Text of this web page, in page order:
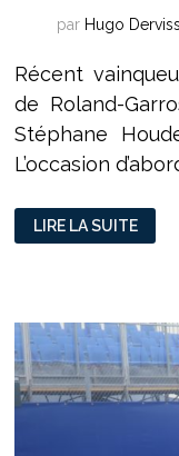
par Hugo
Récent
de Roland-
Stéphane
L’occasion
STÉPHANE
HOUDET
:
PUISSE
JOUER
TOUS
ENSEMBLE. »
LIRE LA SUITE